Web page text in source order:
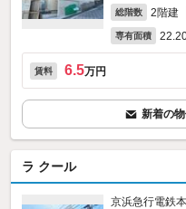
総階数 2階建
専有面積
賃料 6.5万円
新着の
ラ クール
京浜急行電鉄